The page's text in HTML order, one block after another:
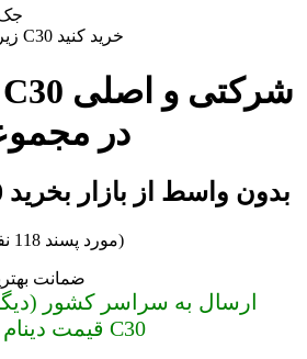
زیر قیمت بازار دینام ولکس C30 خرید کنید
در
دینام ولکس C30 بدون واسط از بازار بخرید
(مورد پسند 118 نفر مشتریان از جک شاپ)
ضمانت بهترین
ارسال به سراسر کشور
ولکس C30 | قیمت دینام ولکس C30